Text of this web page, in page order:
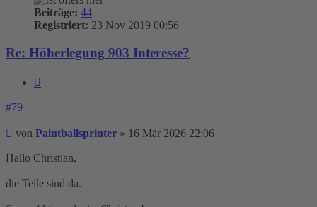
Beiträge: 44
Registriert: 23 Nov 2019 00:56
Re: Höherlegung 903 Interesse?
#79
Beitrag
von Paintballsprinter » 16 Mär 2026 22:06
Hallo Christian,
die Teile sind da.